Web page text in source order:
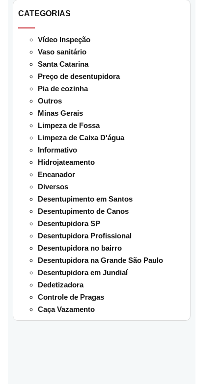
CATEGORIAS
Vídeo Inspeção
Vaso sanitário
Santa Catarina
Preço de desentupidora
Pia de cozinha
Outros
Minas Gerais
Limpeza de Fossa
Limpeza de Caixa D'água
Informativo
Hidrojateamento
Encanador
Diversos
Desentupimento em Santos
Desentupimento de Canos
Desentupidora SP
Desentupidora Profissional
Desentupidora no bairro
Desentupidora na Grande São Paulo
Desentupidora em Jundiaí
Dedetizadora
Controle de Pragas
Caça Vazamento